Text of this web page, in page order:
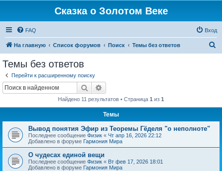
Сказка о Золотом Веке
FAQ Вход
На главную Список форумов Поиск Темы без ответов
Темы без ответов
Перейти к расширенному поиску
Поиск
Найдено 11 результатов • Страница 1 из 1
Темы
Вывод понятия Эфир из Теоремы Гёделя "о неполноте"
Последнее сообщение Физик « Чт апр 16, 2026 22:12
Добавлено в форуме Гармония Мира
О чудесах единой вещи
Последнее сообщение Физик « Вт фев 17, 2026 18:01
Добавлено в форуме Гармония Мира